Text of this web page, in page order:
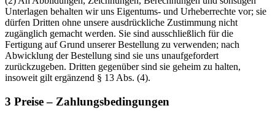
Unterlagen behalten wir uns Eigentums- und Urheberrechte vor; sie
dürfen Dritten ohne unsere ausdrückliche Zustimmung nicht
zugänglich gemacht werden. Sie sind ausschließlich für die
Fertigung auf Grund unserer Bestellung zu verwenden; nach
Abwicklung der Bestellung sind sie uns unaufgefordert
zurückzugeben. Dritten gegenüber sind sie geheim zu halten,
insoweit gilt ergänzend § 13 Abs. (4).
3 Preise – Zahlungsbedingungen